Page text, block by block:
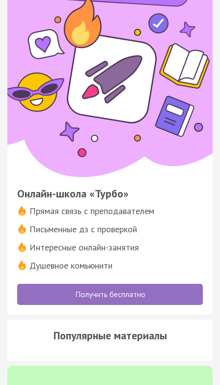
Онлайн-школа «Турбо»
Прямая связь с преподавателем
Письменные дз с проверкой
Интересные онлайн-занятия
Душевное комьюнити
Получить бесплатно
Популярные материалы